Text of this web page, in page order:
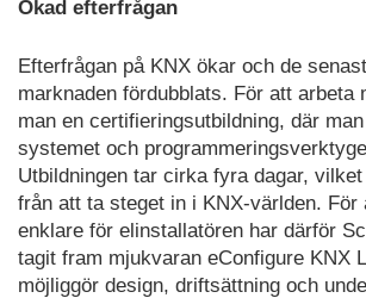
Ökad efterfrågan
Efterfrågan på KNX ökar och de
marknaden fördubblats. För att arbeta
man en certifieringsutbildning, där
systemet och
Utbildningen tar cirka fyra dagar,
från att ta steget in i KNX-världen. För
enklare för elinstallatören har därför
tagit fram mjukvaran eConfigure KNX
möjliggör design, driftsättning och